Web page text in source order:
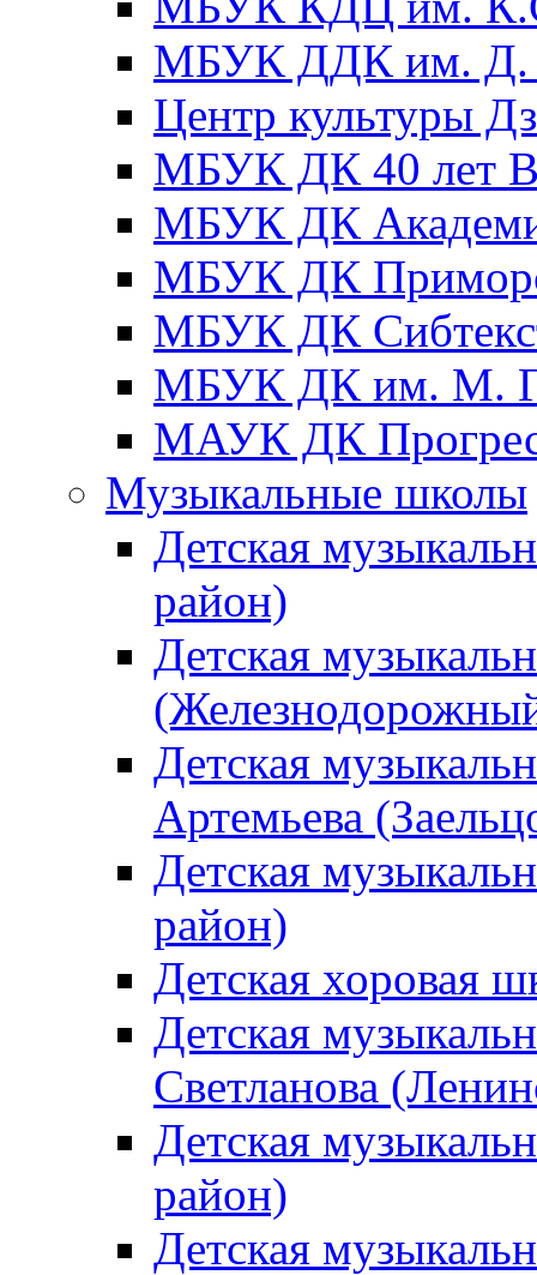
МБУК ДДК им. Д.
Центр культуры
МБУК ДК 40 лет
МБУК ДК
МБУК ДК
МБУК ДК
МБУК ДК им. М.
МАУК ДК
Музыкальные школы
Детская
район)
Детская
Детская
Артемьева
Детская
район)
Детская хоровая
Детская
Светланова
Детская
район)
Детская